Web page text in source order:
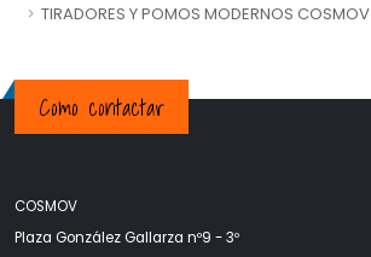
TIRADORES Y POMOS MODERNOS COSMOV
Como contactar
COSMOV
Plaza González Gallarza nº9 - 3º